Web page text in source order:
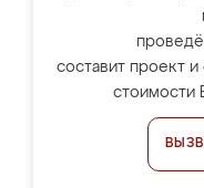
составит проект и
стоимости